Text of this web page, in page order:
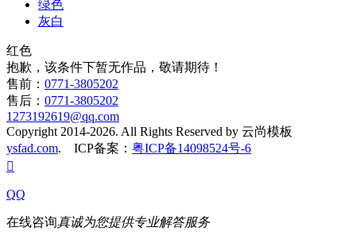
绿色
灰白
红色
抱歉，该条件下暂无作品，敬请期待！
售前： 0771-3805202
售后： 0771-3805202
1273192619@qq.com
Copyright 2014-2026. All Rights Reserved by 云尚模板
ysfad.com. ICP备案： 粤ICP备14098524号-6

QQ
在线咨询真诚为您提供专业解答服务